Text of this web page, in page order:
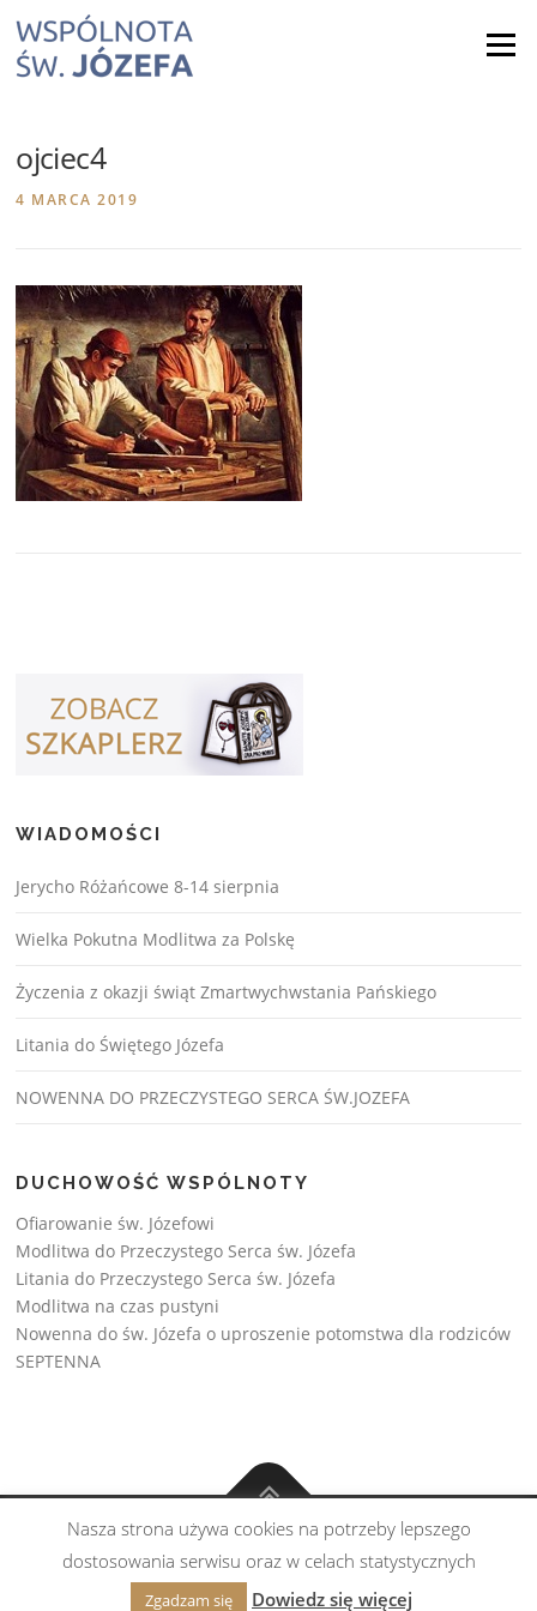
content
Menu
ojciec4
4 MARCA 2019
WIADOMOŚCI
Jerycho Różańcowe 8-14 sierpnia
Wielka Pokutna Modlitwa za Polskę
Życzenia z okazji świąt Zmartwychwstania Pańskiego
Litania do Świętego Józefa
NOWENNA DO PRZECZYSTEGO SERCA ŚW.JOZEFA
DUCHOWOŚĆ WSPÓLNOTY
Ofiarowanie św. Józefowi
Modlitwa do Przeczystego Serca św. Józefa
Litania do Przeczystego Serca św. Józefa
Modlitwa na czas pustyni
Nowenna do św. Józefa o uproszenie potomstwa dla rodziców
SEPTENNA
Copyright © Wspólnota św. Józefa 2026
Realizacja:
Nasza strona używa cookies na potrzeby lepszego
dostosowania serwisu oraz w celach statystycznych
Zgadzam się Dowiedz się więcej